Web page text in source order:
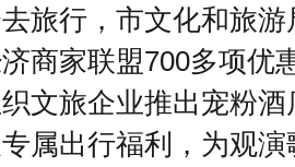
旅行，市文化和旅
商家联盟700多项优
文旅企业推出宠粉
属出行福利，为观